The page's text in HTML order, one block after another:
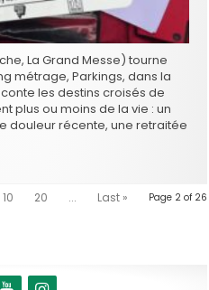
La Grand Messe) tourne
métrage, Parkings, dans la
les destins croisés de
plus ou moins de la vie : un
douleur récente, une retraitée
Page 2 of 26
10 20 ... Last »